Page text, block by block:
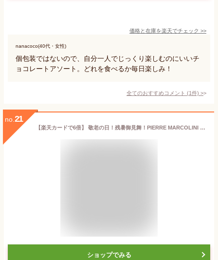
価格と在庫を楽天でチェック >>
nanacoco(40代・女性)
個包装ではないので、自分一人でじっくり楽しむのにいいチ
ョコレートアソート。どれを食べるか毎日楽しみ！
全てのおすすめコメント (1件) >
no. 21
【楽天カードで6倍】 敬老の日！残暑御見舞！PIERRE MARCOLINI ピエールマルコリーニ 10個入り スイーツ 花 セット ギフト プレゼント 誕生日プレゼント 内祝い 詰め合わせ おしゃれ お取り寄せ 食品 母 女友達 女性 健康【クール便】】
ショップでみる